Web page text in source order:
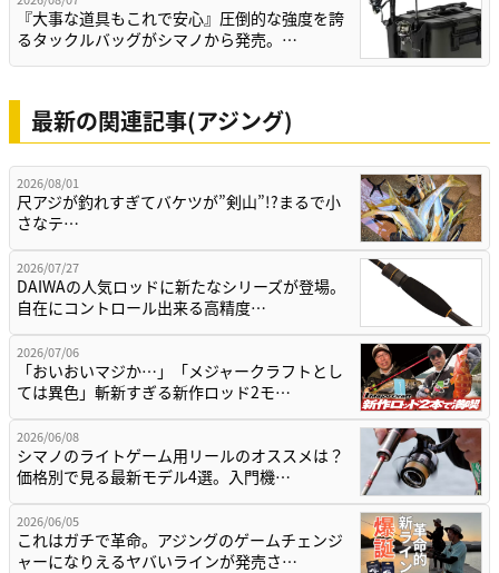
『大事な道具もこれで安心』圧倒的な強度を誇
るタックルバッグがシマノから発売。…
最新の関連記事(アジング)
2026/08/01
尺アジが釣れすぎてバケツが”剣山”!?まるで小
さなテ…
2026/07/27
DAIWAの人気ロッドに新たなシリーズが登場。
自在にコントロール出来る高精度…
2026/07/06
「おいおいマジか…」「メジャークラフトとし
ては異色」斬新すぎる新作ロッド2モ…
2026/06/08
シマノのライトゲーム用リールのオススメは？
価格別で見る最新モデル4選。入門機…
2026/06/05
これはガチで革命。アジングのゲームチェンジ
ャーになりえるヤバいラインが発売さ…